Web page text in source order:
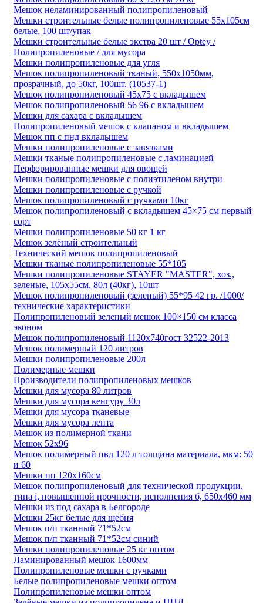
Мешок неламинированный полипропиленовый
Мешки строительные белые полипропиленовые 55х105см
белые, 100 шт/упак
Мешки строительные белые экстра 20 шт / Optey /
Полипропиленовые / для мусора
Мешки полипропиленовые для угля
Мешок полипропиленовый тканый, 550х1050мм,
прозрачный, до 50кг, 100шт. (10537-1)
Мешок полипропиленовый 45х75 с вкладышем
Мешок полипропиленовый 56 96 с вкладышем
Мешки для сахара с вкладышем
Полипропиленовый мешок с клапаном и вкладышем
Мешок пп с пнд вкладышем
Мешки полипропиленовые с завязками
Мешки тканые полипропиленовые с ламинацией
Перфорированные мешки для овощей
Мешки полипропиленовые с полиэтиленом внутри
Мешки полипропиленовые с ручкой
Мешок полипропиленовый с ручками 10кг
Мешок полипропиленовый с вкладышем 45×75 см первый
сорт
Мешки полипропиленовые 50 кг 1 кг
Мешок зелёный строительный
Технический мешок полипропиленовый
Мешки тканые полипропиленовые 55*105
Мешки полипропиленовые STAYER "MASTER", хоз.,
зеленые, 105х55см, 80л (40кг), 10шт
Мешок полипропиленовый (зеленый) 55*95 42 гр. /1000/
технические характеристики
Полипропиленовый зеленый мешок 100×150 см класса
эконом
Мешок полипропиленовый 1120х740гост 32522-2013
Мешок полимерный 120 литров
Мешки полипропиленовые 200л
Полимерные мешки
Производители полипропиленовых мешков
Мешки для мусора 80 литров
Мешки для мусора кенгуру 30л
Мешки для мусора тканевые
Мешки для мусора лента
Мешок из полимерной ткани
Мешок 52x96
Мешок полимерный пвд 120 л толщина материала, мкм: 50
и 60
Мешки пп 120х160см
Мешок полипропиленовый для технической продукции,
типа i, повышенной прочности, исполнения б, 650х460 мм
Мешки из под сахара в Белгороде
Мешки 25кг белые для щебня
Мешок п/п тканный 71*52см
Мешок п/п тканный 71*52см синий
Мешки полипропиленовые 25 кг оптом
Ламинированный мешок 1600мм
Полипропиленовые мешки с ручками
Белые полипропиленовые мешки оптом
Полипропиленовые мешки оптом